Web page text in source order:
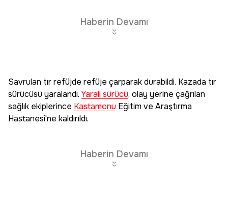
Haberin Devamı
Savrulan tır refüjde refüje çarparak durabildi. Kazada tır
sürücüsü yaralandı. Yaralı sürücü, olay yerine çağrılan
sağlık ekiplerince Kastamonu Eğitim ve Araştırma
Hastanesi'ne kaldırıldı.
Haberin Devamı